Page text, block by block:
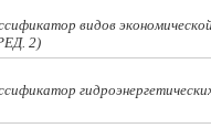
видов
2)